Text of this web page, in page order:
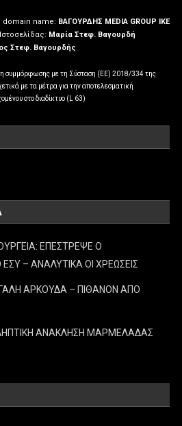
domain name: ΒΑΓΟΥΡΔΗΣ MEDIA GROUP IKE
Μαρία Στεφ. Βαγουρδή
Στεφ. Βαγουρδής
συμμόρφωσης με τη Σύσταση (ΕΕ) 2018/334 της
με τα μέτρα για την αποτελεσματική
στο διαδίκτυο (L 63)
ΕΠΕΣΤΡΕΨΕ Ο
– ΑΝΑΛΥΤΙΚΑ ΟΙ ΧΡΕΩΣΕΙΣ
ΑΡΚΟΥΔΑ – ΠΙΘΑΝΟΝ ΑΠΟ
ΑΝΑΚΛΗΣΗ ΜΑΡΜΕΛΑΔΑΣ